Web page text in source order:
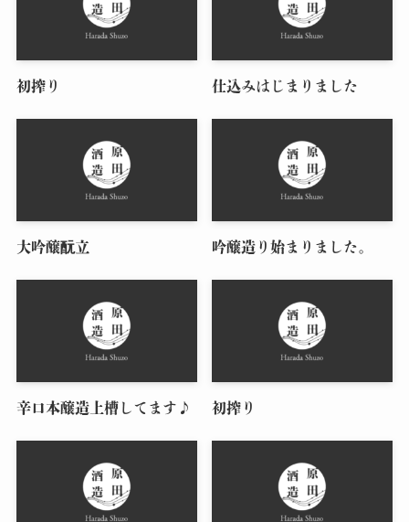
初搾り 仕込みはじまりました
大吟醸酛立 吟醸造り始まりました。
辛口本醸造上槽してます♪ 初搾り